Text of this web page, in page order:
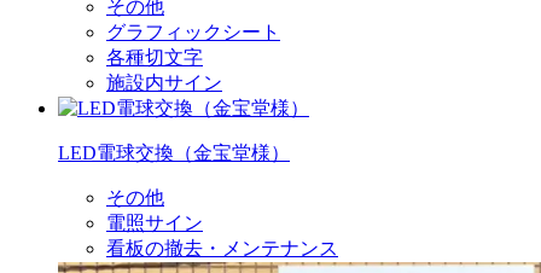
その他
グラフィックシート
各種切文字
施設内サイン
LED電球交換（金宝堂様）
その他
電照サイン
看板の撤去・メンテナンス